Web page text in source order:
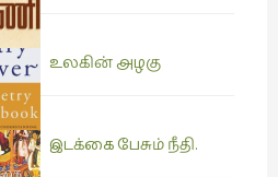
உலகின் அழகு
இடக்கை பேசும் நீதி.